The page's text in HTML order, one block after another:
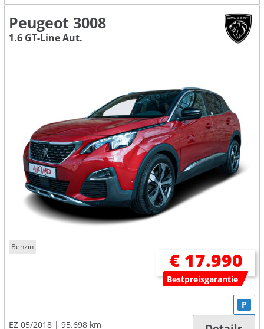
Peugeot 3008
1.6 GT-Line Aut.
Benzin
€ 17.990
Bestpreisgarantie
EZ 05/2018
95.698 km
P